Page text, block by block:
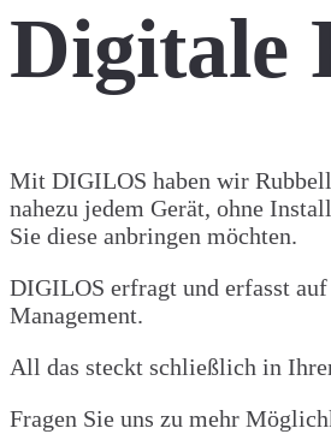
Digitale
Mit DIGILOS haben wir
nahezu jedem Gerät, ohne
Sie diese anbringen möchten.
DIGILOS erfragt und erfasst
Management.
All das steckt schließlich in
Fragen Sie uns zu mehr